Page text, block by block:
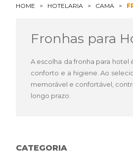
HOME HOTELARIA CAMA
Fronhas para
A escolha da fronha para
conforto e a higiene. Ao
memorável e confortável,
longo prazo.
CATEGORIA